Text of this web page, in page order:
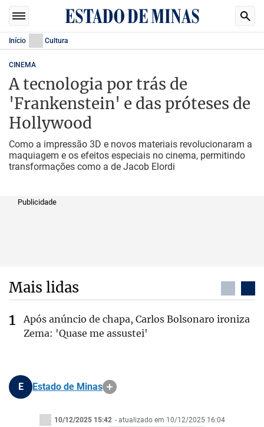
Início Cultura
CINEMA
A tecnologia por trás de
'Frankenstein' e das próteses de
Hollywood
Como a impressão 3D e novos materiais revolucionaram a
maquiagem e os efeitos especiais no cinema, permitindo
transformações como a de Jacob Elordi
Publicidade
Mais lidas
Após anúncio de chapa, Carlos Bolsonaro ironiza
Zema: 'Quase me assustei'
E Estado de Minas
10/12/2025 15:42 - atualizado em 10/12/2025 16:04